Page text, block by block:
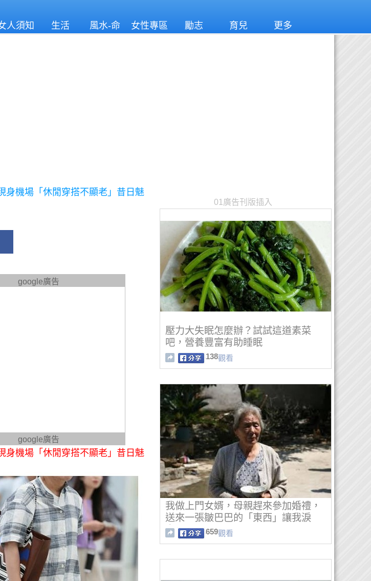
人須知 生活
風水-命
女性專區 勵志 育兒 更多
機場「休閒穿搭不顯老」昔日魅
google廣告
google廣告
機場「休閒穿搭不顯老」昔日魅
01廣告刊版插入
壓力大失眠怎麼辦？試試這道素菜
吧，營養豐富有助睡眠
138觀看
我做上門女婿，母親趕來參加婚禮，
送來一張皺巴巴的「東西」讓我淚
奔！！
659觀看